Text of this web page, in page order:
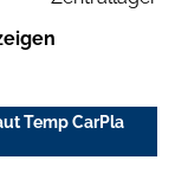
Temp CarPla